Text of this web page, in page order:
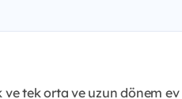
ve tek orta ve uzun dönem